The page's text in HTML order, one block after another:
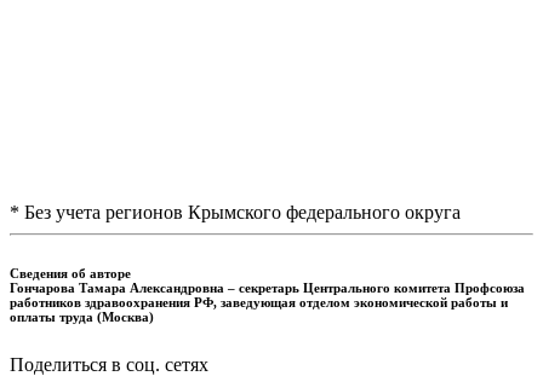
* Без учета регионов Крымского федерального округа
Сведения об авторе
Гончарова Тамара Александровна – секретарь Центрального комитета Профсоюза
работников здравоохранения РФ, заведующая отделом экономической работы и
оплаты труда (Москва)
Поделиться в соц. сетях